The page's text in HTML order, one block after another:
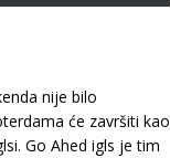
nije bilo
će završiti kao
Go Ahed igls je tim